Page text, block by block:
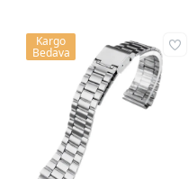
Kargo
Bedava